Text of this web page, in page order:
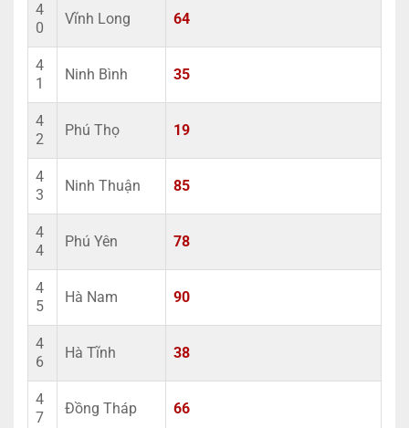
4
0
Vĩnh Long 64
4
1
Ninh Bình 35
4
2
Phú Thọ 19
4
3
Ninh Thuận 85
4
4
Phú Yên 78
4
5
Hà Nam 90
4
6
Hà Tĩnh 38
4
7
Đồng Tháp 66